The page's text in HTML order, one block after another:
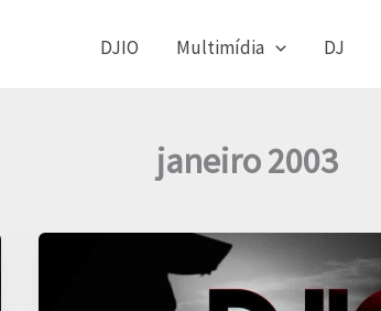
DJIO Multimídia DJ
janeiro 2003